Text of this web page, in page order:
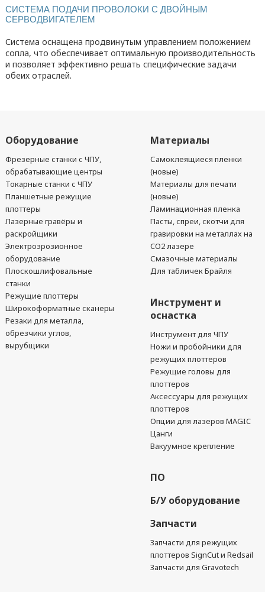
СИСТЕМА ПОДАЧИ ПРОВОЛОКИ С ДВОЙНЫМ
СЕРВОДВИГАТЕЛЕМ
Система оснащена продвинутым управлением положением
сопла, что обеспечивает оптимальную производительность
и позволяет эффективно решать специфические задачи
обеих отраслей.
Оборудование
Фрезерные станки с ЧПУ,
обрабатывающие центры
Токарные станки с ЧПУ
Планшетные режущие
плоттеры
Лазерные гравёры и
раскройщики
Электроэрозионное
оборудование
Плоскошлифовальные
станки
Режущие плоттеры
Широкоформатные сканеры
Резаки для металла,
обрезчики углов,
вырубщики
Материалы
Самоклеящиеся пленки
(новые)
Материалы для печати
(новые)
Ламинационная пленка
Пасты, спреи, скотчи для
гравировки на металлах на
CO2 лазере
Смазочные материалы
Для табличек Брайля
Инструмент и
оснастка
Инструмент для ЧПУ
Ножи и пробойники для
режущих плоттеров
Режущие головы для
плоттеров
Аксессуары для режущих
плоттеров
Опции для лазеров MAGIC
Цанги
Вакуумное крепление
ПО
Б/У оборудование
Запчасти
Запчасти для режущих
плоттеров SignCut и Redsail
Запчасти для Gravotech